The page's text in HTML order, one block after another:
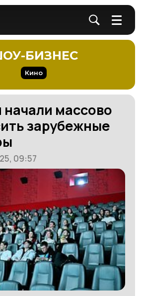
БИЗНЕС
Кино
начали массово
зарубежные
09:57